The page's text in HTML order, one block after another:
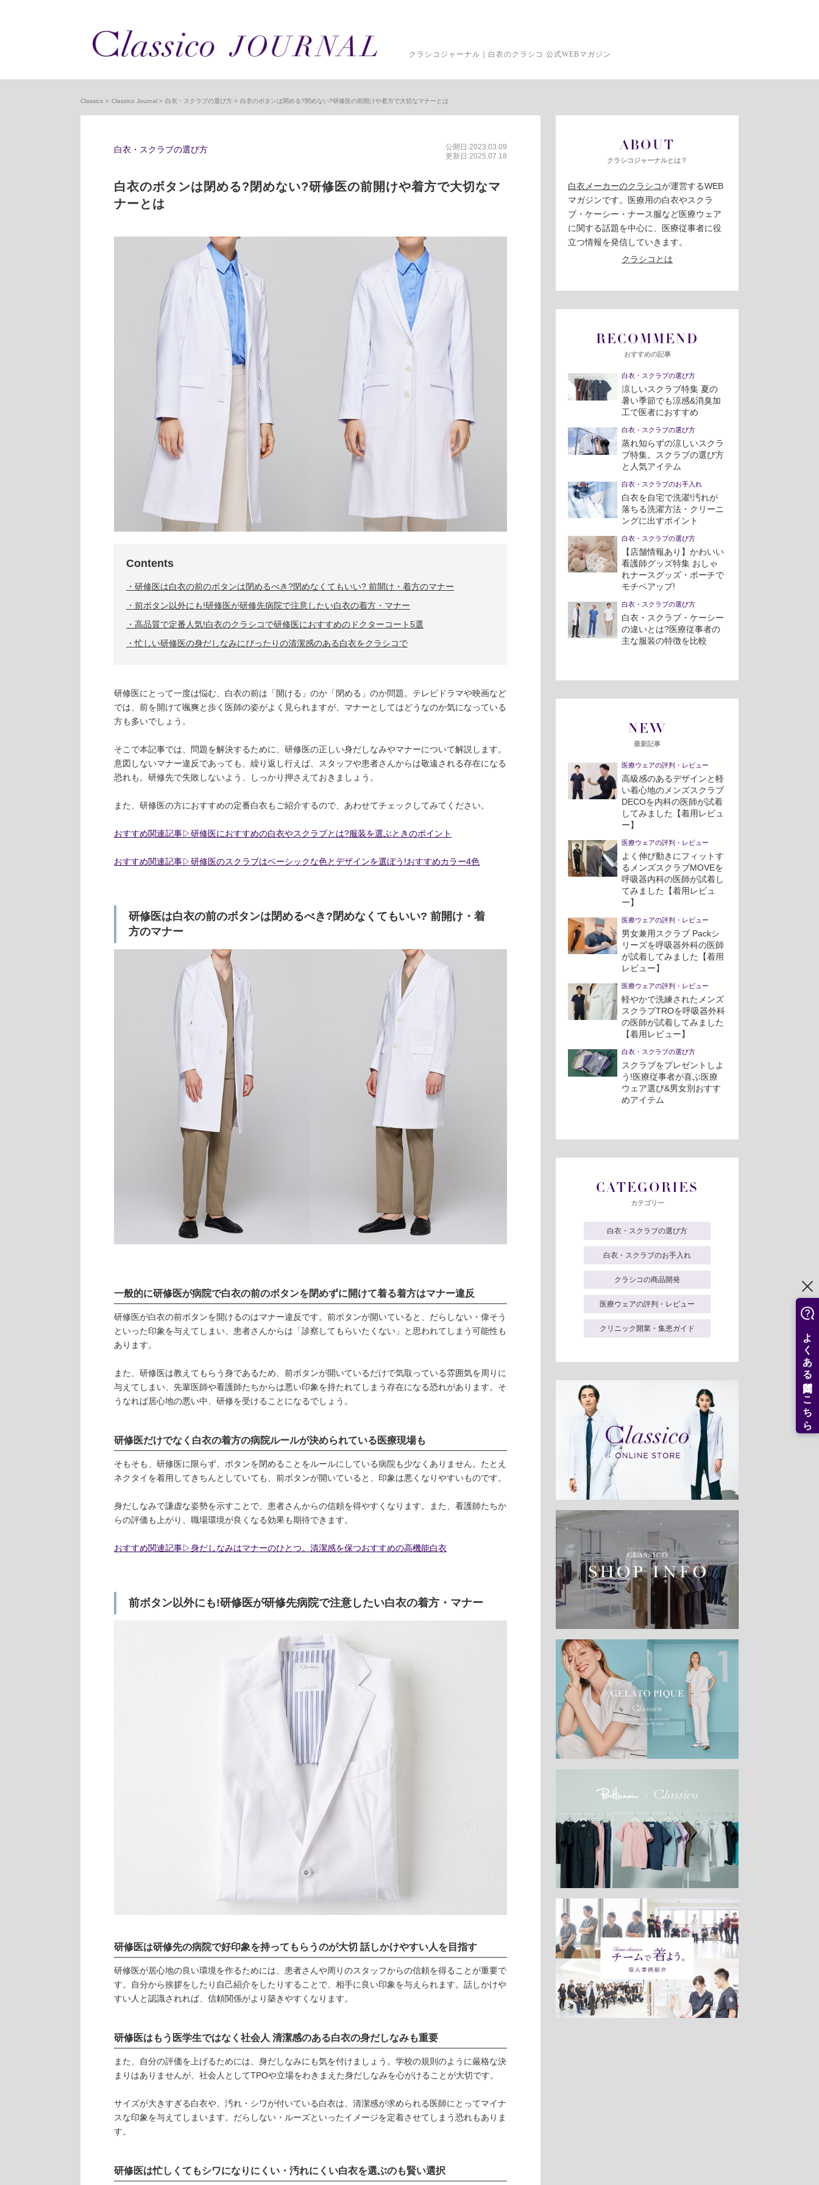
よくある質問はこちら
クラシコジャーナル｜白衣のクラシコ 公式WEBマガジン
Classico Classico Journal 白衣・スクラブの選び方 白衣のボタンは閉める?閉めない?研修医の前開けや着方で大切なマナーとは
白衣・スクラブの選び方
公開日:2023.03.09
更新日:2025.07.18
白衣のボタンは閉める?閉めない?研修医の前開けや着方で大切なマ
ナーとは
Contents
研修医は白衣の前のボタンは閉めるべき?閉めなくてもいい? 前開け・着方のマナー
前ボタン以外にも!研修医が研修先病院で注意したい白衣の着方・マナー
高品質で定番人気!白衣のクラシコで研修医におすすめのドクターコート5選
忙しい研修医の身だしなみにぴったりの清潔感のある白衣をクラシコで
研修医にとって一度は悩む、白衣の前は「開ける」のか「閉める」のか問題。テレビドラマや映画など
では、前を開けて颯爽と歩く医師の姿がよく見られますが、マナーとしてはどうなのか気になっている
方も多いでしょう。
そこで本記事では、問題を解決するために、研修医の正しい身だしなみやマナーについて解説します。
意図しないマナー違反であっても、繰り返し行えば、スタッフや患者さんからは敬遠される存在になる
恐れも。研修先で失敗しないよう、しっかり押さえておきましょう。
また、研修医の方におすすめの定番白衣もご紹介するので、あわせてチェックしてみてください。
おすすめ関連記事▷研修医におすすめの白衣やスクラブとは?服装を選ぶときのポイント
おすすめ関連記事▷研修医のスクラブはベーシックな色とデザインを選ぼう!おすすめカラー4色
研修医は白衣の前のボタンは閉めるべき?閉めなくてもいい? 前開け・着
方のマナー
一般的に研修医が病院で白衣の前のボタンを閉めずに開けて着る着方はマナー違反
研修医が白衣の前ボタンを開けるのはマナー違反です。前ボタンが開いていると、だらしない・偉そう
といった印象を与えてしまい、患者さんからは「診察してもらいたくない」と思われてしまう可能性も
あります。
また、研修医は教えてもらう身であるため、前ボタンが開いているだけで気取っている雰囲気を周りに
与えてしまい、先輩医師や看護師たちからは悪い印象を持たれてしまう存在になる恐れがあります。そ
うなれば居心地の悪い中、研修を受けることになるでしょう。
研修医だけでなく白衣の着方の病院ルールが決められている医療現場も
そもそも、研修医に限らず、ボタンを閉めることをルールにしている病院も少なくありません。たとえ
ネクタイを着用してきちんとしていても、前ボタンが開いていると、印象は悪くなりやすいものです。
身だしなみで謙虚な姿勢を示すことで、患者さんからの信頼を得やすくなります。また、看護師たちか
らの評価も上がり、職場環境が良くなる効果も期待できます。
おすすめ関連記事▷身だしなみはマナーのひとつ。清潔感を保つおすすめの高機能白衣
前ボタン以外にも!研修医が研修先病院で注意したい白衣の着方・マナー
研修医は研修先の病院で好印象を持ってもらうのが大切 話しかけやすい人を目指す
研修医が居心地の良い環境を作るためには、患者さんや周りのスタッフからの信頼を得ることが重要で
す。自分から挨拶をしたり自己紹介をしたりすることで、相手に良い印象を与えられます。話しかけや
すい人と認識されれば、信頼関係がより築きやすくなります。
研修医はもう医学生ではなく社会人 清潔感のある白衣の身だしなみも重要
また、自分の評価を上げるためには、身だしなみにも気を付けましょう。学校の規則のように厳格な決
まりはありませんが、社会人としてTPOや立場をわきまえた身だしなみを心がけることが大切です。
サイズが大きすぎる白衣や、汚れ・シワが付いている白衣は、清潔感が求められる医師にとってマイナ
スな印象を与えてしまいます。だらしない・ルーズといったイメージを定着させてしまう恐れもありま
す。
研修医は忙しくてもシワになりにくい・汚れにくい白衣を選ぶのも賢い選択
ABOUT
クラシコジャーナルとは？
白衣メーカーのクラシコが運営するWEB
マガジンです。医療用の白衣やスクラ
ブ・ケーシー・ナース服など医療ウェア
に関する話題を中心に、医療従事者に役
立つ情報を発信していきます。
クラシコとは
RECOMMEND
おすすめの記事
白衣・スクラブの選び方
涼しいスクラブ特集 夏の
暑い季節でも涼感&消臭加
工で医者におすすめ
白衣・スクラブの選び方
蒸れ知らずの涼しいスクラ
ブ特集。スクラブの選び方
と人気アイテム
白衣・スクラブのお手入れ
白衣を自宅で洗濯!汚れが
落ちる洗濯方法・クリーニ
ングに出すポイント
白衣・スクラブの選び方
【店舗情報あり】かわいい
看護師グッズ特集 おしゃ
れナースグッズ・ポーチで
モチベアップ!
白衣・スクラブの選び方
白衣・スクラブ・ケーシー
の違いとは?医療従事者の
主な服装の特徴を比較
NEW
最新記事
医療ウェアの評判・レビュー
高級感のあるデザインと軽
い着心地のメンズスクラブ
DECOを内科の医師が試着
してみました【着用レビュ
ー】
医療ウェアの評判・レビュー
よく伸び動きにフィットす
るメンズスクラブMOVEを
呼吸器内科の医師が試着し
てみました【着用レビュ
ー】
医療ウェアの評判・レビュー
男女兼用スクラブ Packシ
リーズを呼吸器外科の医師
が試着してみました【着用
レビュー】
医療ウェアの評判・レビュー
軽やかで洗練されたメンズ
スクラブTROを呼吸器外科
の医師が試着してみました
【着用レビュー】
白衣・スクラブの選び方
スクラブをプレゼントしよ
う!医療従事者が喜ぶ医療
ウェア選び&男女別おすす
めアイテム
CATEGORIES
カテゴリー
白衣・スクラブの選び方
白衣・スクラブのお手入れ
クラシコの商品開発
医療ウェアの評判・レビュー
クリニック開業・集患ガイド